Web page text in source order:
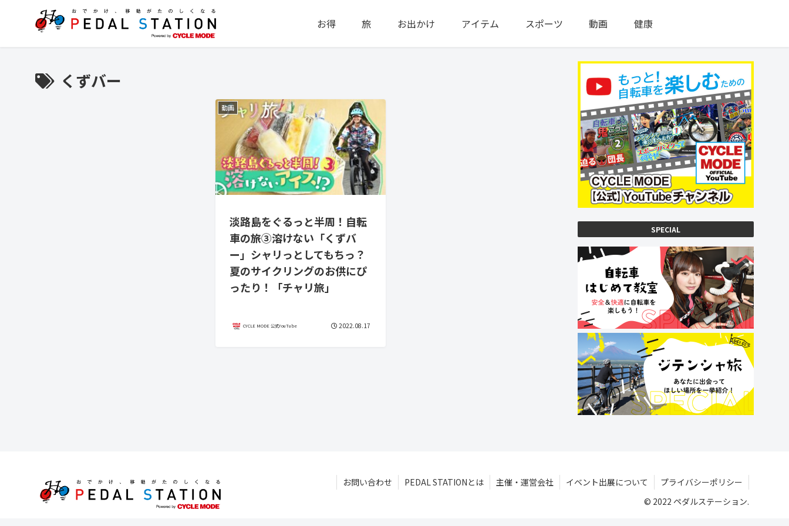
お得 旅 お出かけ アイテム スポーツ 動画 健康
くずバー
動画
淡路島をぐるっと半周！自転
車の旅③溶けない「くずバ
ー」シャリっとしてもちっ？
夏のサイクリングのお供にぴ
ったり！「チャリ旅」
2022.08.17
CYCLE MODE 公式YouTube
SPECIAL
お問い合わせ PEDAL STATIONとは 主催・運営会社 イベント出展について
プライバシーポリシー
© 2022 ペダルステーション.